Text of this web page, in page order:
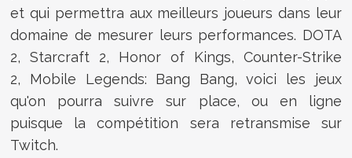
et qui permettra aux meilleurs joueurs dans leur
domaine de mesurer leurs performances. DOTA
2, Starcraft 2, Honor of Kings, Counter-Strike
2, Mobile Legends: Bang Bang, voici les jeux
qu'on pourra suivre sur place, ou en ligne
puisque la compétition sera retransmise sur
Twitch.